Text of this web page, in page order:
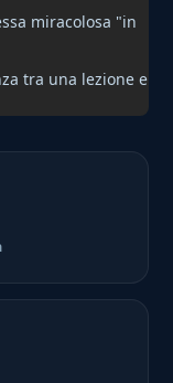
miracolosa "in
tra una lezione e